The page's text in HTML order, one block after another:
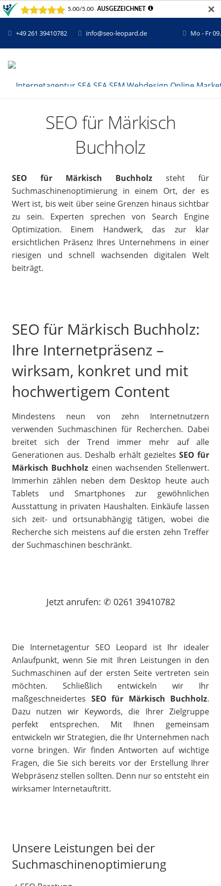
✕
+49 261 39410782 info@seo-leopard.de Mo - Fr
SEO für Märkisch
Buchholz
SEO für Märkisch Buchholz steht für
Suchmaschinenoptimierung in einem Ort, der es
Wert ist, bis weit über seine Grenzen hinaus sichtbar
zu sein. Experten sprechen von Search Engine
Optimization. Einem Handwerk, das zur klar
ersichtlichen Präsenz Ihres Unternehmens in einer
riesigen und schnell wachsenden digitalen Welt
beiträgt.
SEO für Märkisch Buchholz:
Ihre Internetpräsenz –
wirksam, konkret und mit
hochwertigem Content
Mindestens neun von zehn Internetnutzern
verwenden Suchmaschinen für Recherchen. Dabei
breitet sich der Trend immer mehr auf alle
Generationen aus. Deshalb erhält gezieltes SEO für
Märkisch Buchholz einen wachsenden Stellenwert.
Immerhin zählen neben dem Desktop heute auch
Tablets und Smartphones zur gewöhnlichen
Ausstattung in privaten Haushalten. Einkäufe lassen
sich zeit- und ortsunabhängig tätigen, wobei die
Recherche sich meistens auf die ersten zehn Treffer
der Suchmaschinen beschränkt.
Jetzt anrufen: ✆ 0261 39410782
Die Internetagentur SEO Leopard ist Ihr idealer
Anlaufpunkt, wenn Sie mit Ihren Leistungen in den
Suchmaschinen auf der ersten Seite vertreten sein
möchten. Schließlich entwickeln wir Ihr
maßgeschneidertes SEO für Märkisch Buchholz.
Dazu nutzen wir Keywords, die Ihrer Zielgruppe
perfekt entsprechen. Mit Ihnen gemeinsam
entwickeln wir Strategien, die Ihr Unternehmen nach
vorne bringen. Wir finden Antworten auf wichtige
Fragen, die Sie sich bereits vor der Erstellung Ihrer
Webpräsenz stellen sollten. Denn nur so entsteht ein
wirksamer Internetauftritt.
Unsere Leistungen bei der
Suchmaschinenoptimierung